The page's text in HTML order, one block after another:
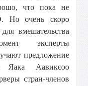
что пока не
Но очень скоро
вмешательства
эксперты
предложение
Яака Аавиксоо
стран-членов